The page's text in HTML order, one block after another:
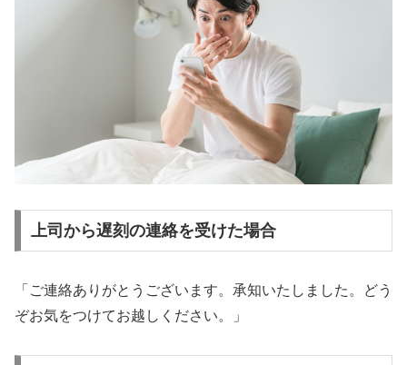
上司から遅刻の連絡を受けた場合
「ご連絡ありがとうございます。承知いたしました。どう
ぞお気をつけてお越しください。」